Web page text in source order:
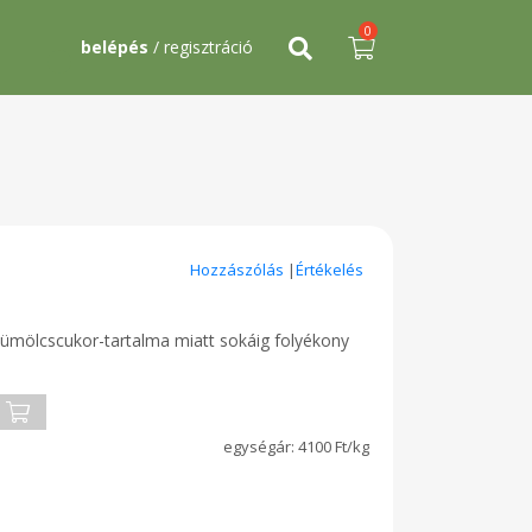
belépés / regisztráció
0
Hozzászólás |Értékelés
tartalma miatt sokáig folyékony
4100 Ft/kg